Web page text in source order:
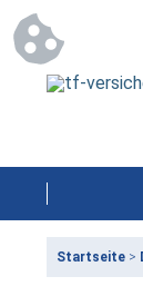
Startseite >